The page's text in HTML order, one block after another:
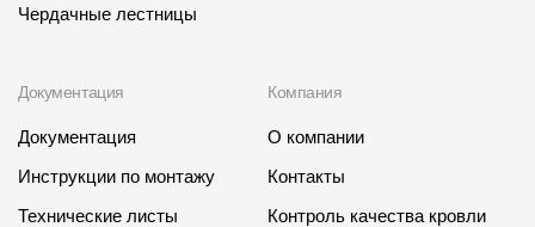
Чердачные лестницы
Документация
Документация
Инструкции по монтажу
Технические листы
Компания
О компании
Контакты
Контроль качества кровли